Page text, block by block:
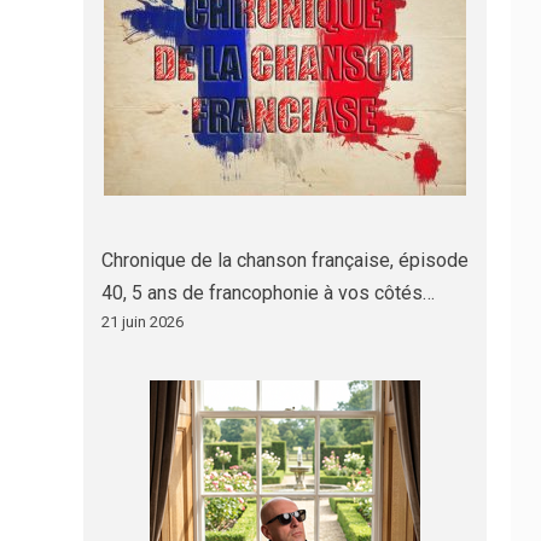
Chronique de la chanson française, épisode
40, 5 ans de francophonie à vos côtés…
21 juin 2026